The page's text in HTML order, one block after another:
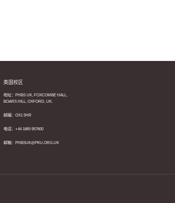
英国校区
地址：PHBS UK, FOXCOMBE HALL,
BOARS HILL, OXFORD, UK.
邮编：OX1 5HR
电话：+44 1865 957600
邮箱：PHBSUK@PKU.ORG.UK